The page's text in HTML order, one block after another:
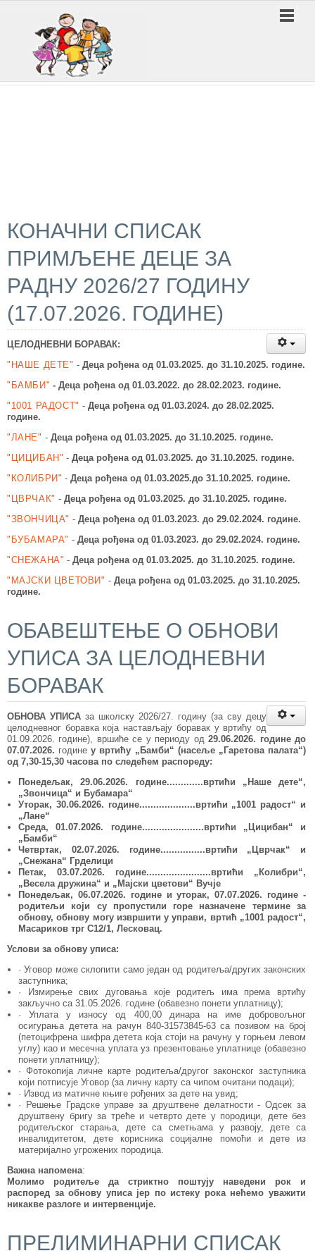
КОНАЧНИ СПИСАК
ПРИМЉЕНЕ ДЕЦЕ ЗА
РАДНУ 2026/27 ГОДИНУ
(17.07.2026. ГОДИНЕ)
ЦЕЛОДНЕВНИ БОРАВАК:
"НАШЕ ДЕТЕ" - Деца рођена од 01.03.2025. до 31.10.2025. године.
"БАМБИ" -Деца рођена од 01.03.2022.до 28.02.2023. године.
"1001 РАДОСТ" - Деца рођена од 01.03.2024. до 28.02.2025.
године.
"ЛАНЕ" - Деца рођена од 01.03.2025. до 31.10.2025. године.
"ЦИЦИБАН" -Деца рођена од 01.03.2025.до 31.10.2025. године.
"КОЛИБРИ" -Деца рођена од 01.03.2025.до 31.10.2025. године.
"ЦВРЧАК" - Деца рођена од 01.03.2025. до 31.10.2025. године.
"ЗВОНЧИЦА" - Деца рођена од 01.03.2023. до 29.02.2024. године.
"БУБАМАРА" - Деца рођена од 01.03.2023. до 29.02.2024. године.
"СНЕЖАНА" -Деца рођена од 01.03.2025.до 31.10.2025. године.
"МАЈСКИ ЦВЕТОВИ" - Деца рођена од 01.03.2025. до 31.10.2025.
године.
ОБАВЕШТЕЊЕ О ОБНОВИ
УПИСА ЗА ЦЕЛОДНЕВНИ
БОРАВАК
ОБНОВА УПИСА за школску 2026/27. годину (за сву децу
целодневног боравка која настављају боравак у вртићу од
01.09.2026. године), вршиће се у периоду од29.06.2026. годинедо
07.07.2026. годинеу вртићу „Бамби“ (насеље „Гаретова палата“)
од 7,30-15,30 часова по следећем распореду:
Понедељак, 29.06.2026. године.............вртићи „Наше дете“,
„Звончица“ и Бубамара“
Уторак, 30.06.2026. године....................вртићи „1001 радост“ и
„Лане“
Среда, 01.07.2026. године......................вртићи „ Цицибан“ и
„ Бамби“
Четвртак, 02.07.2026. године................вртићи „ Цврчак“ и
„Снежана“ Грделици
Петак, 03.07.2026. године.......................вртићи „ Колибри“,
„Весела дружина“ и „Мајски цветови“ Вучје
Понедељак, 06.07.2026. године и уторак, 07.07.2026. године -
родитељи који су пропустили горе назначене термине за
обнову, обнову могу извршити у управи, вртић „1001 радост“,
Масариков трг С12/1, Лесковац.
Услови за обнову уписа:
· Уговор може склопити само један од родитеља/других законских
заступника;
· Измирење свих дуговања које родитељ има према вртићу
закључно са 31.05.2026. године (обавезно понети уплатницу);
· Уплата у износу од 400,00 динара на име добровољног
осигурања детета на рачун 840-31573845-63 са позивом на број
(петоцифрена шифра детета која стоји на рачуну у горњем левом
углу) као и месечна уплата уз презентовање уплатнице (обавезно
понети уплатницу);
· Фотокопија личне карте родитеља/другог законског заступника
који потписује Уговор (за личну карту са чипом очитани подаци);
· Извод из матичне књиге рођених за дете на увид;
· Решење Градске управе за друштвене делатности - Одсек за
друштвену бригу за треће и четврто дете у породици, дете без
родитељског старања, дете са сметњама у развоју, дете са
инвалидитетом, дете корисника социјалне помоћи и дете из
материјално угрожених породица.
Важна напомена:
Молимо родитеље да стриктно поштују наведени рок и
распоред за обнову уписа јер по истеку рока нећемо уважити
никакве разлоге и интервенције.
ПРЕЛИМИНАРНИ СПИСАК